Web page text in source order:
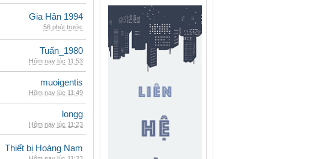
Gia Hân 1994
56 phút trước
Tuấn_1980
Hôm nay lúc 11:53
muoigentis
Hôm nay lúc 11:49
longg
Hôm nay lúc 11:23
Thiết bị Hoàng Nam